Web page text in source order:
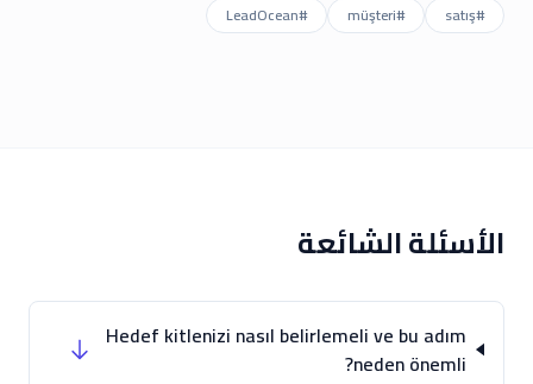
#
satış
#
müşteri
#
LeadOcean
الأسئلة الشائعة
Hedef kitlenizi nasıl belirlemeli ve bu adım
neden önemli?